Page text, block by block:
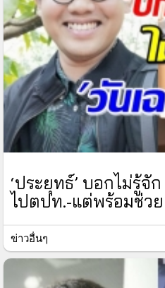
‘ประยุทธ์’ บอกไม่รู้จั
ไปตปท.-แต่พร้อมช่วย
ข่าวอื่นๆ